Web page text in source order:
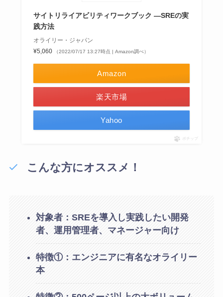
サイトリライアビリティワークブック ―SREの実
践方法
オライリー・ジャパン
¥5,060
（2022/07/17 13:27時点 | Amazon調べ）
Amazon
楽天市場
Yahoo
ポチップ
こんな方にオススメ！
対象者：SREを導入し実践したい開発
者、運用管理者、マネージャー向け
特徴①： エンジニアに有名なオライリー
本